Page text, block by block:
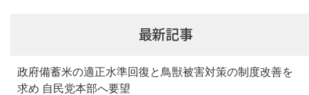
最新記事
政府備蓄米の適正水準回復と鳥獣被害対策の制度改善を
求め 自民党本部へ要望